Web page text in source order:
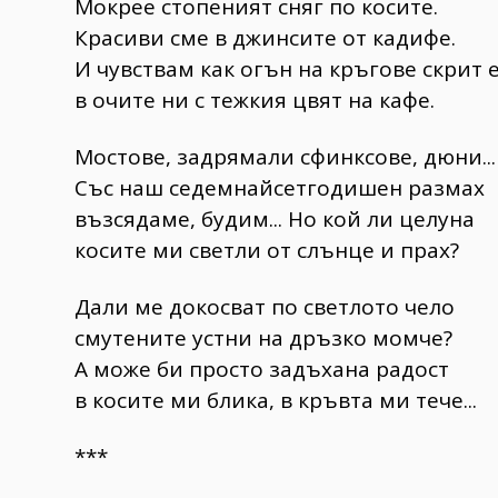
Мокрее стопеният сняг по косите.
Красиви сме в джинсите от кадифе.
И чувствам как огън на кръгове скрит
в очите ни с тежкия цвят на кафе.
Мостове, задрямали сфинксове, дюни...
Със наш седемнайсетгодишен размах
възсядаме, будим... Но кой ли целуна
косите ми светли от слънце и прах?
Дали ме докосват по светлото чело
смутените устни на дръзко момче?
А може би просто задъхана радост
в косите ми блика, в кръвта ми тече...
***